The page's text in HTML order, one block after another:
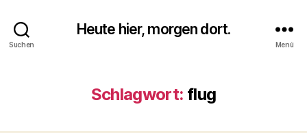
Suchen
Heute hier, morgen dort.
Menü
Schlagwort: flug